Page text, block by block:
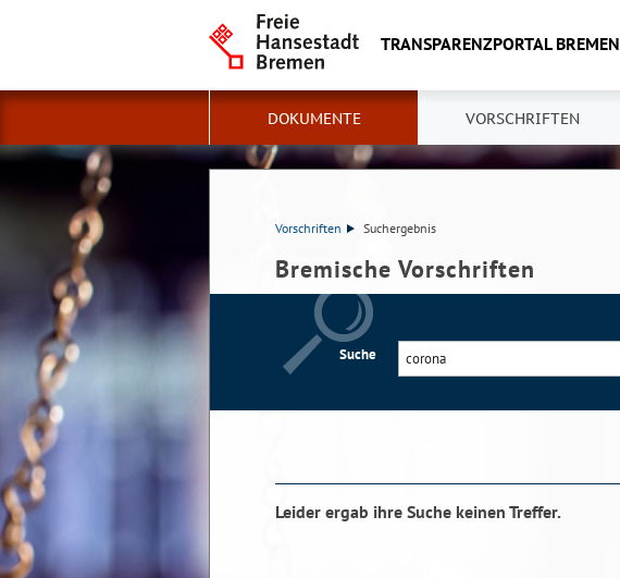
TRANSPARENZPORTAL BREMEN
DOKUMENTE VORSCHRIFTEN
Vorschriften Suchergebnis
Bremische Vorschriften
Suche
Leider ergab ihre Suche keinen Treffer.